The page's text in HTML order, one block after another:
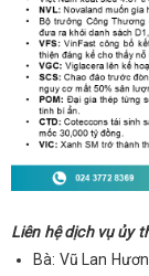
Liên hệ dịch vụ ủy
Bà: Vũ Lan